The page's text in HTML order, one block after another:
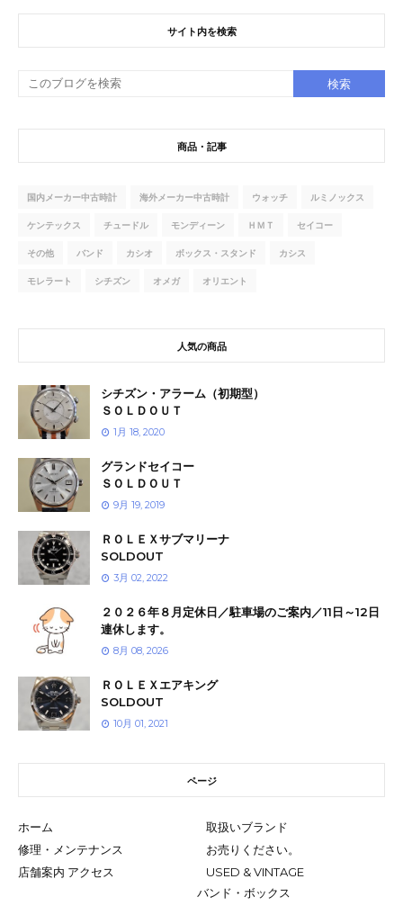
サイト内を検索
商品・記事
国内メーカー中古時計 海外メーカー中古時計 ウォッチ ルミノックス
ケンテックス チュードル モンディーン ＨＭＴ セイコー
その他 バンド カシオ ボックス・スタンド カシス
モレラート シチズン オメガ オリエント
人気の商品
シチズン・アラーム（初期型）
ＳＯＬＤＯＵＴ
1月 18, 2020
グランドセイコー
ＳＯＬＤＯＵＴ
9月 19, 2019
ＲＯＬＥＸサブマリーナ
SOLDOUT
3月 02, 2022
２０２６年８月定休日／駐車場のご案内／11日～12日
連休します。
8月 08, 2026
ＲＯＬＥＸエアキング
SOLDOUT
10月 01, 2021
ページ
ホーム
取扱いブランド
修理・メンテナンス
お売りください。
店舗案内 アクセス
USED & VINTAGE
バンド・ボックス